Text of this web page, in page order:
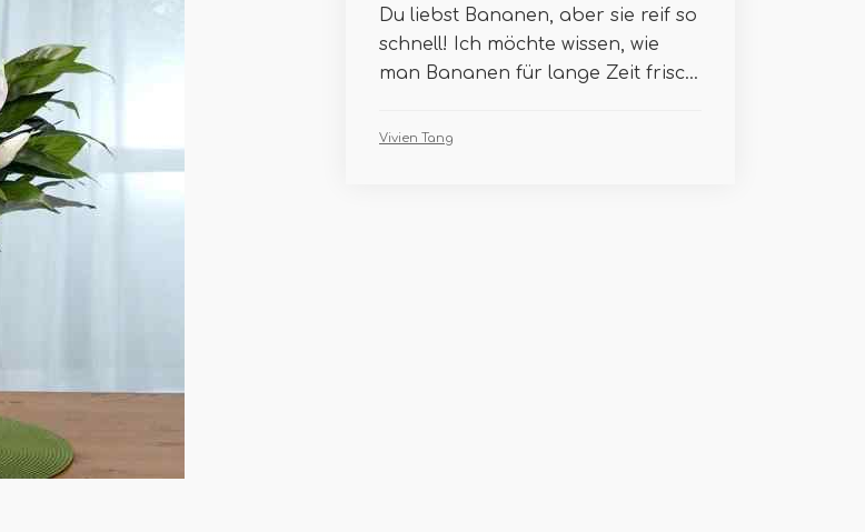
Du liebst Bananen, aber sie reif so
schnell! Ich möchte wissen, wie
man Bananen für lange Zeit frisc...
Vivien Tang